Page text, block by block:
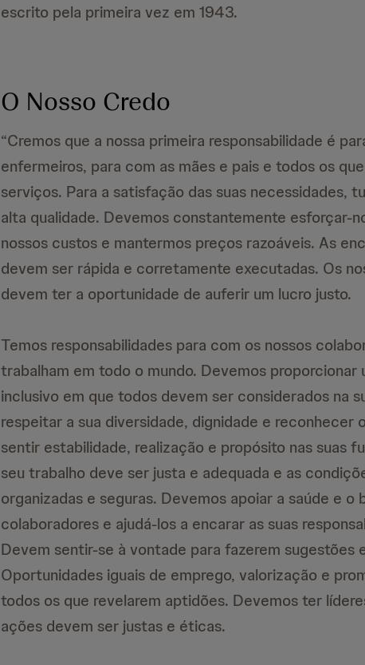
escrito pela primeira vez em 1943.
O Nosso Credo
“Cremos que a nossa primeira responsabilidade é
enfermeiros, para com as mães e pais e todos os
serviços. Para a satisfação das suas necessidades,
alta qualidade. Devemos constantemente esforçar-
nossos custos e mantermos preços razoáveis. As
devem ser rápida e corretamente executadas. Os
devem ter a oportunidade de auferir um lucro justo.
Temos responsabilidades para com os nossos
trabalham em todo o mundo. Devemos proporcionar
inclusivo em que todos devem ser considerados na
respeitar a sua diversidade, dignidade e reconhecer
sentir estabilidade, realização e propósito nas suas
seu trabalho deve ser justa e adequada e as
organizadas e seguras. Devemos apoiar a saúde e o
colaboradores e ajudá-los a encarar as suas
Devem sentir-se à vontade para fazerem sugestões
Oportunidades iguais de emprego, valorização e
todos os que revelarem aptidões. Devemos ter
ações devem ser justas e éticas.